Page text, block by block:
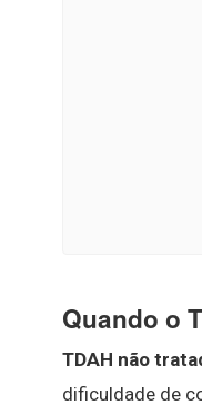
Quando o
TDAH não
dificuldade de